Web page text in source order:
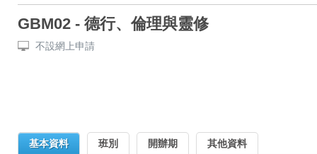
GBM02 - 德行、倫理與靈修
不設網上申請
基本資料 班別 開辦期 其他資料